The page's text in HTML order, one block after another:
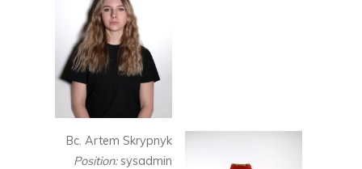
Bc. Artem Skrypnyk
Position:sysadmin